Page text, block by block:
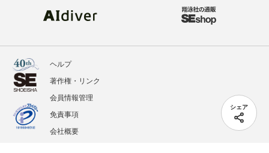
シェア
ヘルプ
著作権・リンク
会員情報管理
免責事項
会社概要